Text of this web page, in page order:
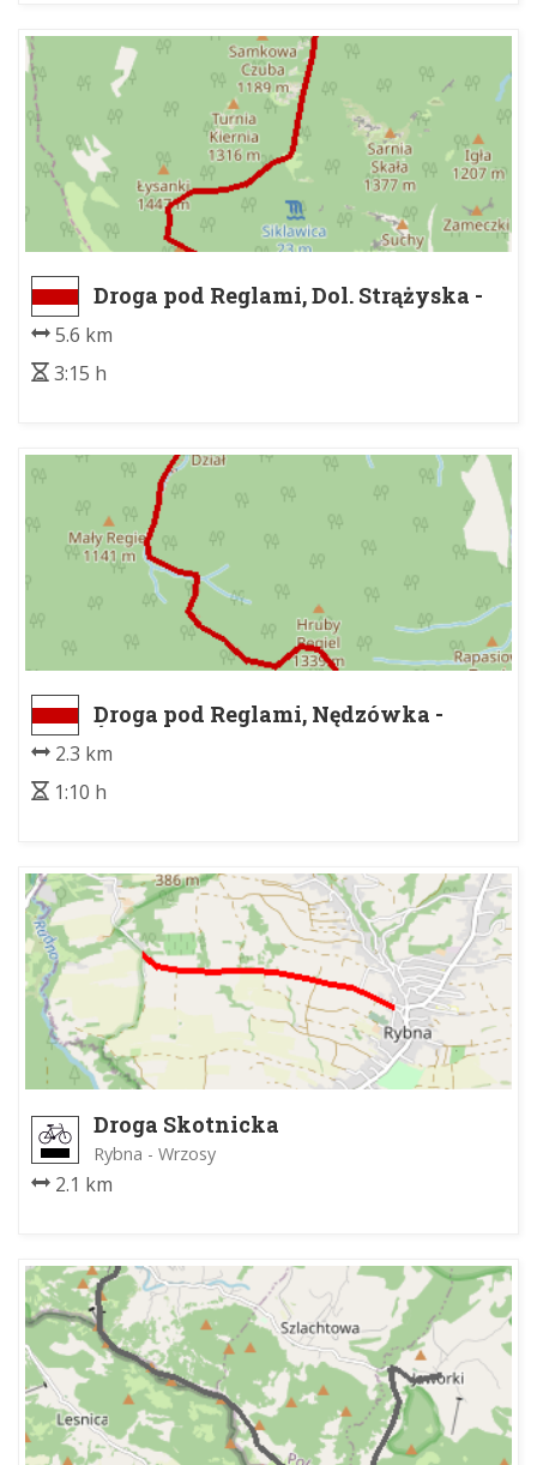
Droga pod Reglami, Dol. Strążyska -
pod Giewontem
5.6 km
3:15 h
Droga pod Reglami, Nędzówka -
Ścieżka nad Reglami, Przysłop
Miętusi
2.3 km
1:10 h
Droga Skotnicka
Rybna - Wrzosy
2.1 km